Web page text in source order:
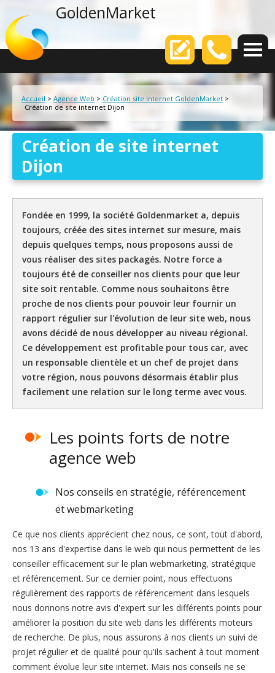
GoldenMarket
Votre
Accueil > Agence Web > Création site internet GoldenMarket >
Création de site internet Dijon
Création de site internet
Dijon
Fondée en 1999, la société Goldenmarket a, depuis
toujours, créée des sites internet sur mesure, mais
depuis quelques temps, nous proposons aussi de
vous réaliser des sites packagés. Notre force a
toujours été de conseiller nos clients pour que leur
site soit rentable. Comme nous souhaitons être
proche de nos clients pour pouvoir leur fournir un
rapport régulier sur l'évolution de leur site web, nous
avons décidé de nous développer au niveau régional.
Ce développement est profitable pour tous car, avec
un responsable clientèle et un chef de projet dans
votre région, nous pouvons désormais établir plus
facilement une relation sur le long terme avec vous.
Les points forts de notre
agence web
Nos conseils en stratégie, référencement
et webmarketing
Ce que nos clients apprécient chez nous, ce sont, tout d'abord,
nos 13 ans d'expertise dans le web qui nous permettent de les
conseiller efficacement sur le plan webmarketing, stratégique
et référencement. Sur ce dernier point, nous effectuons
régulièrement des rapports de référencement dans lesquels
nous donnons notre avis d'expert sur les différents points pour
améliorer la position du site web dans les différents moteurs
de recherche. De plus, nous assurons à nos clients un suivi de
projet régulier et de qualité pour qu'ils sachent à tout moment
comment évolue leur site internet. Mais nos conseils ne se